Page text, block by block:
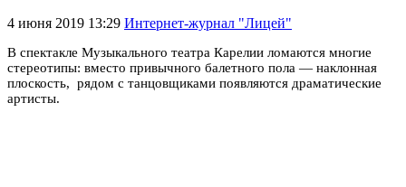
4 июня 2019 13:29 Интернет-журнал "Лицей"
В спектакле Музыкального театра Карелии ломаются многие
стереотипы: вместо привычного балетного пола — наклонная
плоскость, рядом с танцовщиками появляются драматические
артисты.